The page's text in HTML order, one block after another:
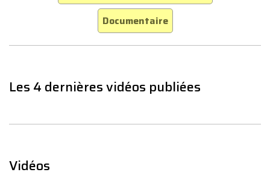
Documentaire
Les 4 dernières vidéos publiées
Vidéos